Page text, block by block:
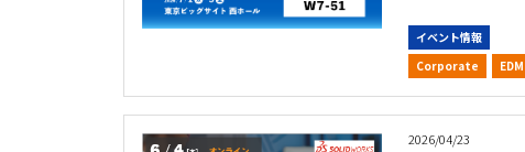
イベント情報
Corporate
EDM
2026/04/23